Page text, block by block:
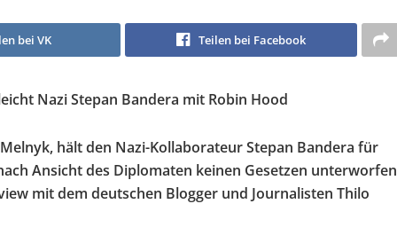
bei VK Teilen bei Facebook
Nazi Stepan Bandera mit Robin Hood
hält den Nazi-Kollaborateur Stepan Bandera für
Ansicht des Diplomaten keinen Gesetzen unterworfen
mit dem deutschen Blogger und Journalisten Thilo